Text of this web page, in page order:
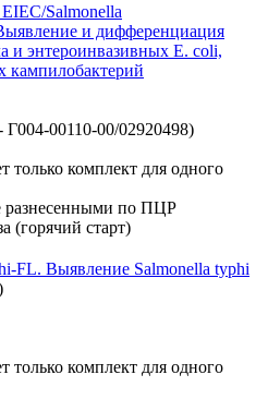
Salmonella
и дифференциация
и энтероинвазивных E. coli,
кампилобактерий
00110-00/02920498)
FL. Выявление Salmonella typhi